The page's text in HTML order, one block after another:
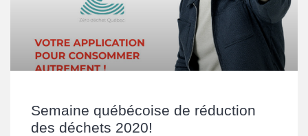
Semaine québécoise de réduction
des déchets 2020!